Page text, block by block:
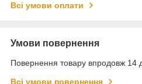
Всі умови оплати
Умови повернення
Повернення товару впродовж 14
Всі умови повернення